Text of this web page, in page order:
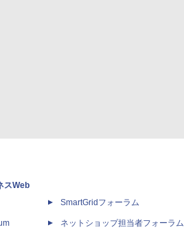
スWeb
SmartGridフォーラム
ネットショップ担当者フォーラム